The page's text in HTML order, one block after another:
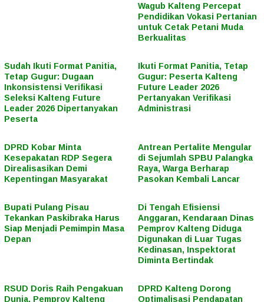
Wagub Kalteng Percepat
Pendidikan Vokasi Pertanian
untuk Cetak Petani Muda
Berkualitas
Sudah Ikuti Format Panitia,
Tetap Gugur: Dugaan
Inkonsistensi Verifikasi
Seleksi Kalteng Future
Leader 2026 Dipertanyakan
Peserta
Ikuti Format Panitia, Tetap
Gugur: Peserta Kalteng
Future Leader 2026
Pertanyakan Verifikasi
Administrasi
DPRD Kobar Minta
Kesepakatan RDP Segera
Direalisasikan Demi
Kepentingan Masyarakat
Antrean Pertalite Mengular
di Sejumlah SPBU Palangka
Raya, Warga Berharap
Pasokan Kembali Lancar
Bupati Pulang Pisau
Tekankan Paskibraka Harus
Siap Menjadi Pemimpin Masa
Depan
Di Tengah Efisiensi
Anggaran, Kendaraan Dinas
Pemprov Kalteng Diduga
Digunakan di Luar Tugas
Kedinasan, Inspektorat
Diminta Bertindak
RSUD Doris Raih Pengakuan
Dunia, Pemprov Kalteng
DPRD Kalteng Dorong
Optimalisasi Pendapatan